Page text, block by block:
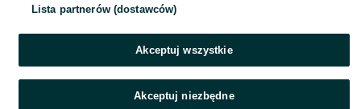
Lista partnerów (dostawców)
Akceptuj wszystkie
Akceptuj niezbędne